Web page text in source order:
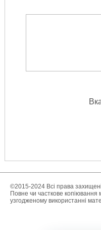
©2015-2024 Всі права захищені.
Повне чи часткове копіювання
узгодженому використанні